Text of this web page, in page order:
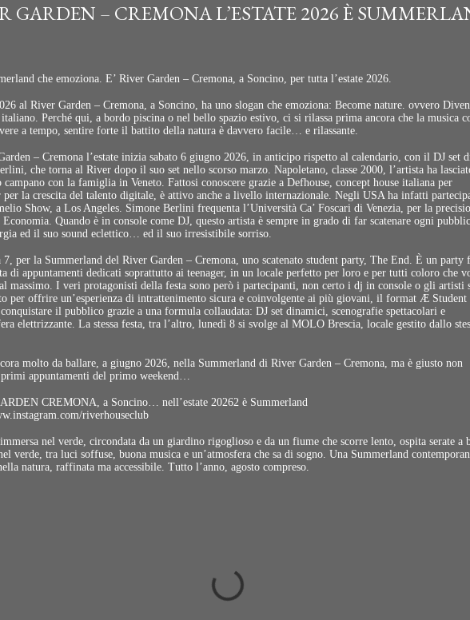
GARDEN – CREMONA L’ESTATE 2026 È
che emoziona. E’ River Garden – Cremona, a Soncino, per tutta l’estate 2026.
al River Garden – Cremona, a Soncino, ha uno slogan che emoziona: Become nature. ovvero
Perché qui, a bordo piscina o nel bello spazio estivo, ci si rilassa prima ancora che la musica
a tempo, sentire forte il battito della natura è davvero facile… e rilassante.
– Cremona l’estate inizia sabato 6 giugno 2026, in anticipo rispetto al calendario, con il DJ set
che torna al River dopo il suo set nello scorso marzo. Napoletano, classe 2000, l’artista ha
campano con la famiglia in Veneto. Fattosi conoscere grazie a Defhouse, concept house italiana per
per la crescita del talento digitale, è attivo anche a livello internazionale. Negli USA ha infatti
Show, a Los Angeles. Simone Berlini frequenta l’Università Ca’ Foscari di Venezia, per la
Quando è in console come DJ, questo artista è sempre in grado di far scatenare ogni
ed il suo sound eclettico… ed il suo irresistibile sorriso.
7, per la Summerland del River Garden – Cremona, uno scatenato student party, The End. È un party
di appuntamenti dedicati soprattutto ai teenager, in un locale perfetto per loro e per tutti coloro che
massimo. I veri protagonisti della festa sono però i partecipanti, non certo i dj in console o gli artisti
per offrire un’esperienza di intrattenimento sicura e coinvolgente ai più giovani, il format Æ Student
conquistare il pubblico grazie a una formula collaudata: DJ set dinamici, scenografie spettacolari e
elettrizzante. La stessa festa, tra l’altro, lunedì 8 si svolge al MOLO Brescia, locale gestito dallo
molto da ballare, a giugno 2026, nella Summerland di River Garden – Cremona, ma è giusto non
appuntamenti del primo weekend…
CREMONA, a Soncino… nell’estate 20262 è Summerland
riverhouseclub
nel verde, circondata da un giardino rigoglioso e da un fiume che scorre lento, ospita serate a
verde, tra luci soffuse, buona musica e un’atmosfera che sa di sogno. Una Summerland
natura, raffinata ma accessibile. Tutto l’anno, agosto compreso.